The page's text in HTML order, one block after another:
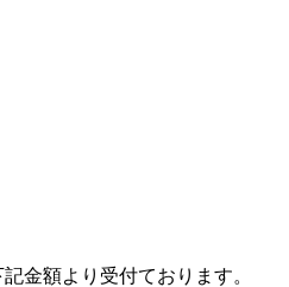
金額より受付ております。